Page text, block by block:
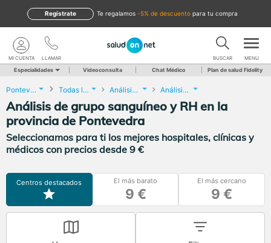
te regalamos -5% de descuento para tu compra
Regístrate
LLAMAR
MI CUENTA BUSCAR MENU
Especialidades Videoconsulta Chat Médico Plan de salud Fidelity
Pontevedra Todas las localidades Análisis Clínicos Análisis de grupo sanguíneo y RH
Análisis de grupo sanguíneo y RH en la
provincia de Pontevedra
Seleccionamos para ti los mejores hospitales, clínicas y
médicos con precios desde 9 €
Centros destacados El más barato
9 €
El más cercano
9 €